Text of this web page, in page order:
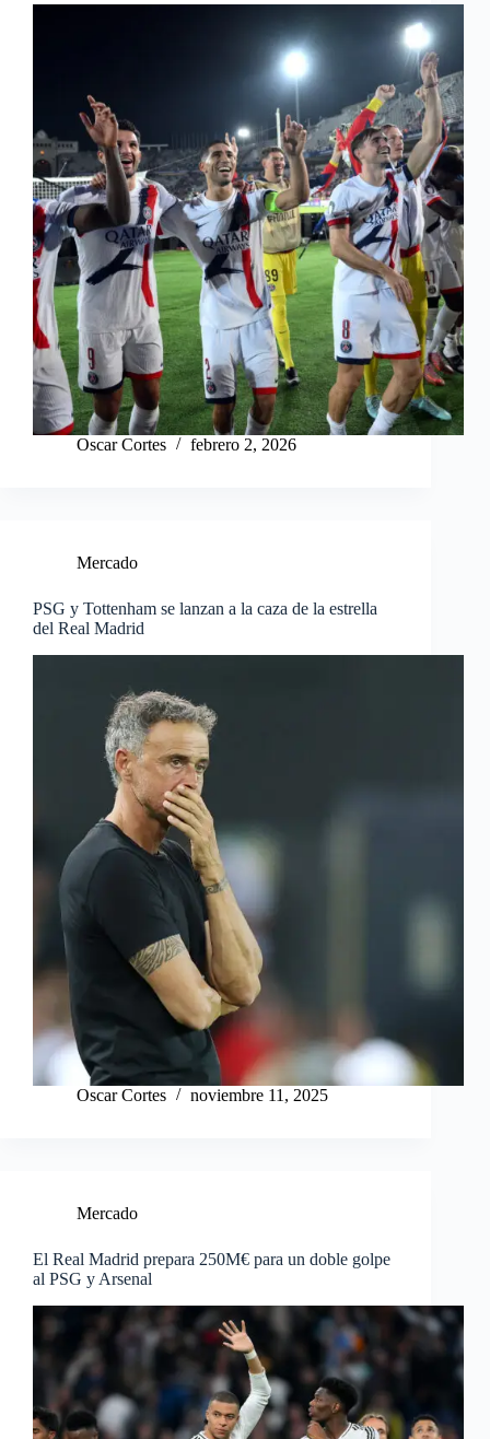
Oscar Cortes febrero 2, 2026
Mercado
PSG y Tottenham se lanzan a la caza de la estrella
del Real Madrid
Oscar Cortes noviembre 11, 2025
Mercado
El Real Madrid prepara 250M€ para un doble golpe
al PSG y Arsenal